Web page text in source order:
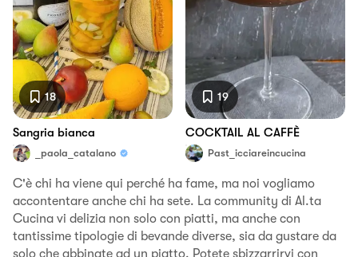
18
Sangria bianca
_paola_catalano
19
COCKTAIL AL CAFFÈ
Past_icciareincucina
C'è chi ha viene qui perché ha fame, ma noi vogliamo
accontentare anche chi ha sete. La community di Al.ta
Cucina vi delizia non solo con piatti, ma anche con
tantissime tipologie di bevande diverse, sia da gustare da
solo che abbinate ad un piatto. Potete sbizzarrirvi con